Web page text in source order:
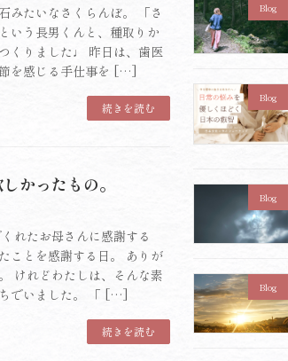
みたいなさくらんぼ。 「さ
いう長男くんと、種取りか
くりました♩ 昨日は、歯医
を感じる手仕事を […]
続きを読む
かったもの。
れたお母さんに感謝する
ことを感謝する日。 ありが
けれどわたしは、そんな素
でいました。 「 […]
続きを読む
Blog
Blog
Blog
Blog